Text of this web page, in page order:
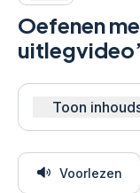
Oefenen
Toon
Voorlezen